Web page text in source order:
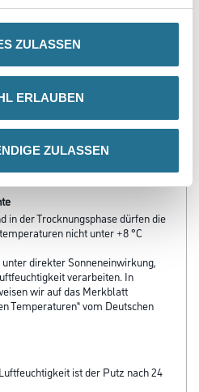
ZULASSEN
ERLAUBEN
ZULASSEN
in der Trocknungsphase dürfen die
nicht unter +8 °C
direkter Sonneneinwirkung,
verarbeiten. In
wir auf das Merkblatt
Temperaturen“ vom Deutschen
ist der Putz nach 24